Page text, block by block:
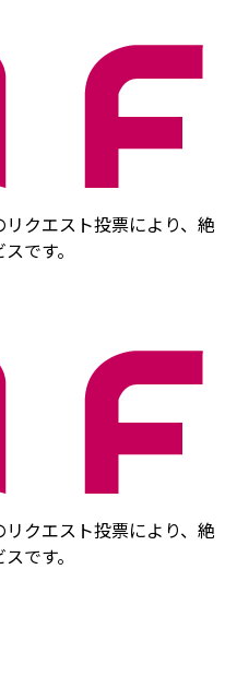
クエスト投票により、絶
です。
クエスト投票により、絶
です。